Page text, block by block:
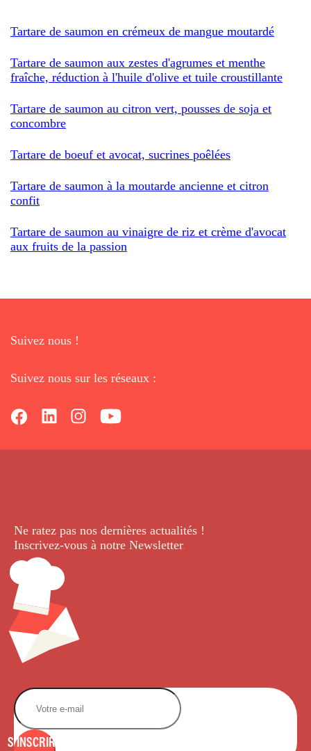
Tartare de saumon en crémeux de mangue moutardé
Tartare de saumon aux zestes d'agrumes et menthe
fraîche, réduction à l'huile d'olive et tuile croustillante
Tartare de saumon au citron vert, pousses de soja et
concombre
Tartare de boeuf et avocat, sucrines poêlées
Tartare de saumon à la moutarde ancienne et citron
confit
Tartare de saumon au vinaigre de riz et crème d'avocat
aux fruits de la passion
Suivez nous !
Suivez nous sur les réseaux :
Ne ratez pas nos dernières actualités !
Inscrivez-vous à notre Newsletter.
S'INSCRIRE